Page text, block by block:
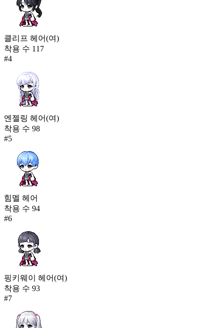
클리프 헤어(여)
착용 수 117
#4
엔젤링 헤어(여)
착용 수 98
#5
힘멜 헤어
착용 수 94
#6
핑키웨이 헤어(여)
착용 수 93
#7